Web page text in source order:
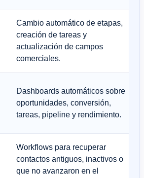
Cambio automático de etapas,
creación de tareas y
actualización de campos
comerciales.
Dashboards automáticos sobre
oportunidades, conversión,
tareas, pipeline y rendimiento.
Workflows para recuperar
contactos antiguos, inactivos o
que no avanzaron en el